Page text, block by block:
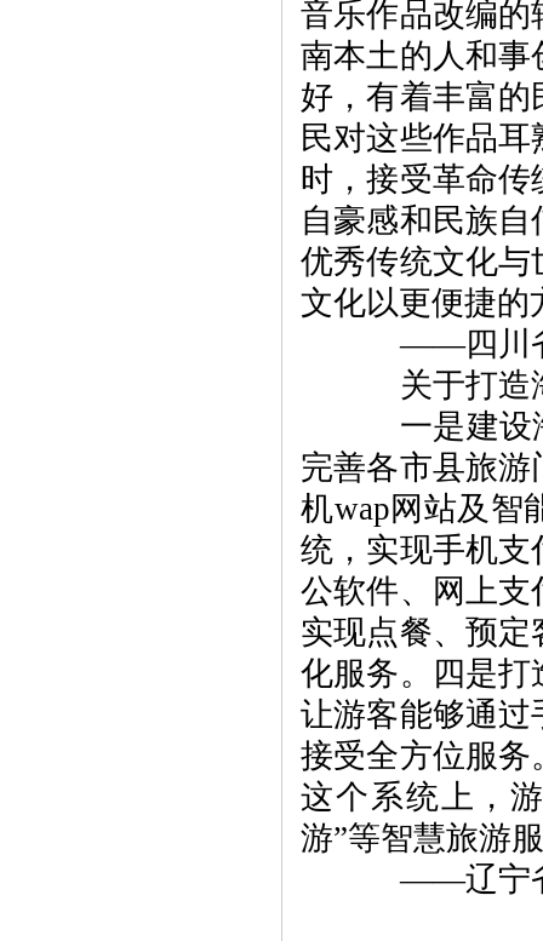
音乐作品改编
南本土的人和
好，有着丰富
民对这些作品
时，接受革命
自豪感和民族
优秀传统文化
文化以更便捷的
——四川省
关于打造海
一是建设海
完善各市县旅
机wap网站及智
统，实现手机
公软件、网上
实现点餐、预
化服务。四是
让游客能够通
接受全方位服
这个系统上，
游”等智慧旅游
——辽宁省